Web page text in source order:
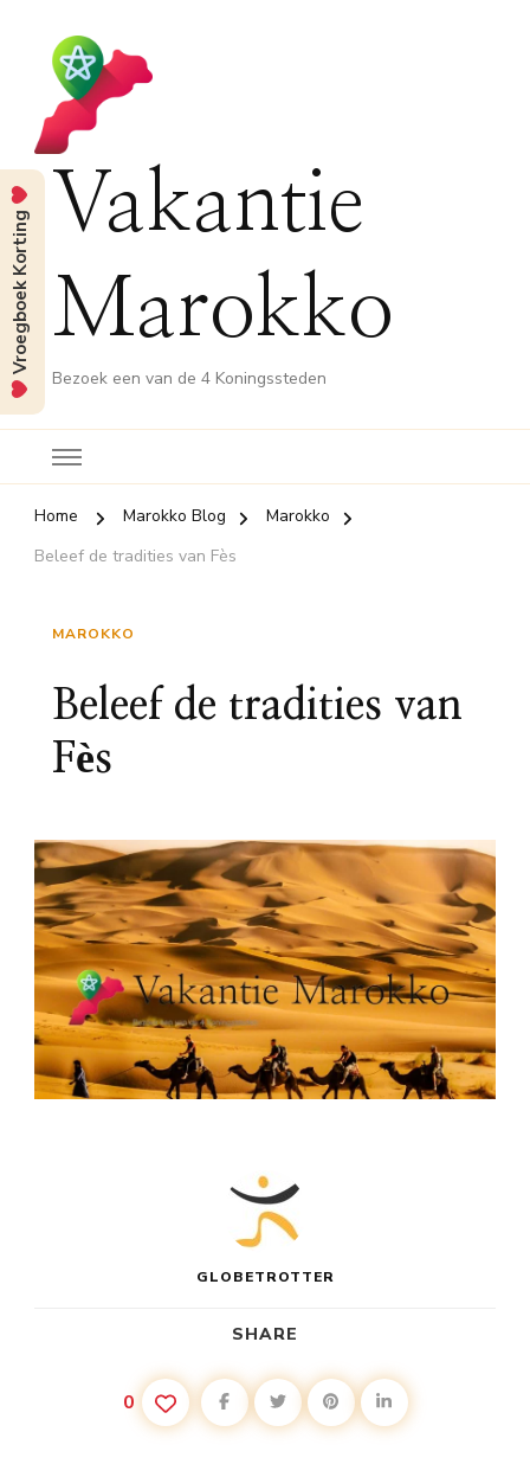
Vakantie
Marokko
Bezoek een van de 4 Koningssteden
Home Marokko Blog
Marokko
Beleef de tradities van Fès
MAROKKO
Beleef de tradities van
Fès
GLOBETROTTER
SHARE
0
Vroegboek Korting